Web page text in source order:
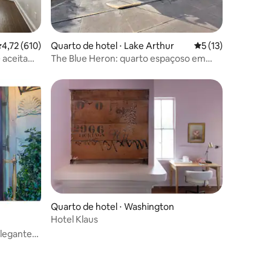
de uma avaliação média de 5, 610 avaliações
4,72 (610)
aceita
Quarto de hotel ⋅ Lake Arthur 5 de uma
5 (13)
The Blue Heron: quarto espaçoso em
Quarto de hotel ⋅ Washington
Hotel Klaus